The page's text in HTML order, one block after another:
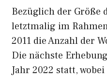
Bezüglich der Größe
letztmalig im
2011 die Anzahl der
Die nächste
Jahr 2022 statt,